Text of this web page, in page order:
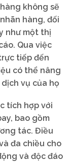
không sẽ
hàng, đối
như một thị
Qua việc
tiếp đến
có thể nâng
vụ của họ
tích hợp với
bao gồm
tác. Điều
đa chiều cho
và độc đáo